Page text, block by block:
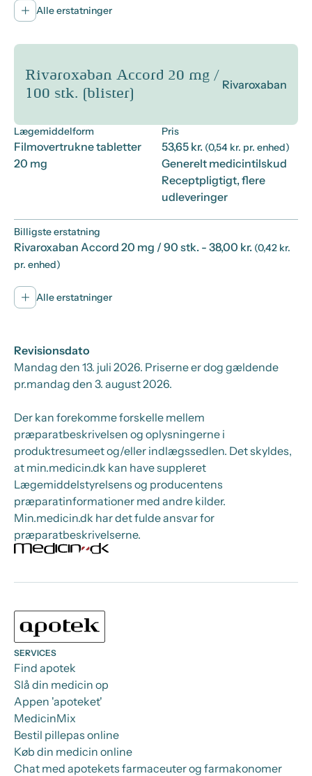
Alle erstatninger
Rivaroxaban Accord 20 mg /
100 stk. (blister)
Rivaroxaban
Lægemiddelform
Filmovertrukne tabletter
20 mg
Pris
53,65 kr. (0,54 kr. pr. enhed)
Generelt medicintilskud
Receptpligtigt, flere
udleveringer
Billigste erstatning
Rivaroxaban Accord 20 mg / 90 stk. - 38,00 kr. (0,42 kr.
pr. enhed)
Alle erstatninger
Revisionsdato
Mandag den 13. juli 2026. Priserne er dog gældende
pr.mandag den 3. august 2026.
Der kan forekomme forskelle mellem
præparatbeskrivelsen og oplysningerne i
produktresumeet og/eller indlægssedlen. Det skyldes,
at min.medicin.dk kan have suppleret
Lægemiddelstyrelsens og producentens
præparatinformationer med andre kilder.
Min.medicin.dk har det fulde ansvar for
præparatbeskrivelserne.
SERVICES
Find apotek
Slå din medicin op
Appen 'apoteket'
MedicinMix
Bestil pillepas online
Køb din medicin online
Chat med apotekets farmaceuter og farmakonomer